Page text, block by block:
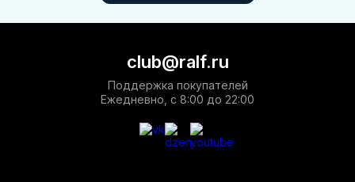
club@ralf.ru
Поддержка покупателей
Ежедневно, с 8:00 до 22:00